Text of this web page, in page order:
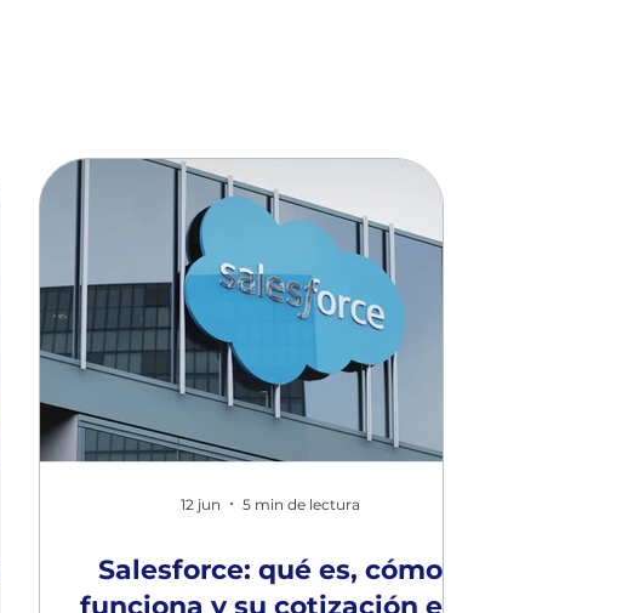
Salesforce: qué es, cómo
funciona y su cotización en
12 jun 5 min de lectura